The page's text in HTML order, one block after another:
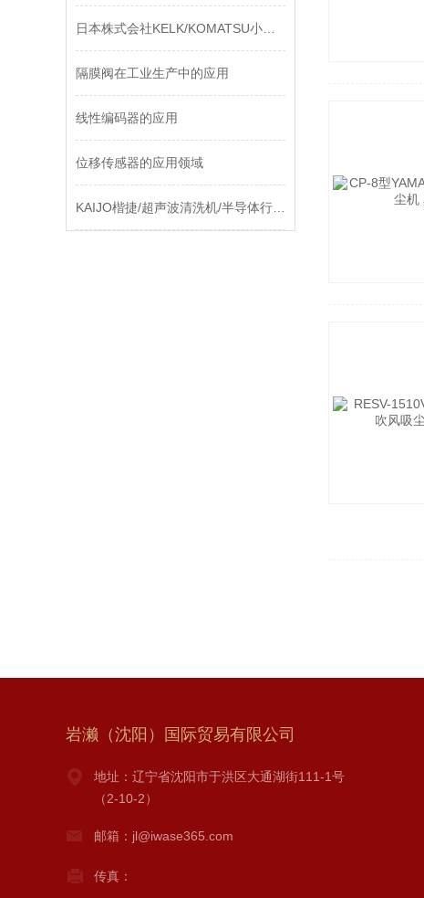
​隔膜阀在工业生产中的应用
线性编码器的应用
位移传感器的应用领域
岩濑（沈阳）国际贸易有限公司
地址：辽宁省沈阳市于洪区大通湖街111-1号
（2-10-2）
邮箱：jl@iwase365.com
传真：